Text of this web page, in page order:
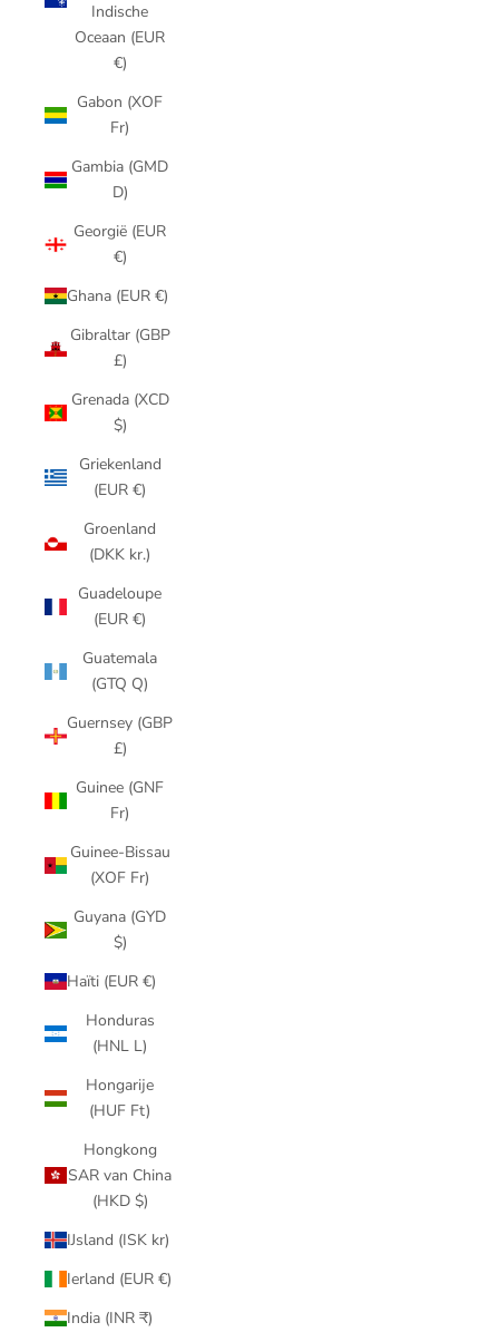
Indische
Oceaan (EUR
€)
Gabon (XOF
Fr)
Gambia (GMD
D)
Georgië (EUR
€)
Ghana (EUR €)
Gibraltar (GBP
£)
Grenada (XCD
$)
Griekenland
(EUR €)
Groenland
(DKK kr.)
Guadeloupe
(EUR €)
Guatemala
(GTQ Q)
Guernsey (GBP
£)
Guinee (GNF
Fr)
Guinee-Bissau
(XOF Fr)
Guyana (GYD
$)
Haïti (EUR €)
Honduras
(HNL L)
Hongarije
(HUF Ft)
Hongkong
SAR van China
(HKD $)
IJsland (ISK kr)
Ierland (EUR €)
India (INR ₹)